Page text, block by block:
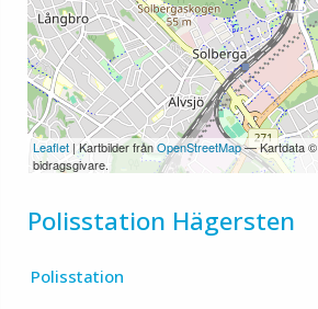
Leaflet | Kartbilder frånOpenStreetMap— Kartdata ©
bidragsgivare.
Polisstation Hägersten
Polisstation